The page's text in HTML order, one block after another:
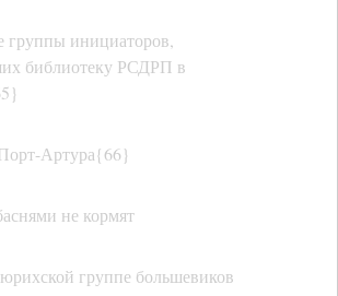
группы инициаторов,
библиотеку РСДРП в
Артура{66}
не кормят
группе большевиков